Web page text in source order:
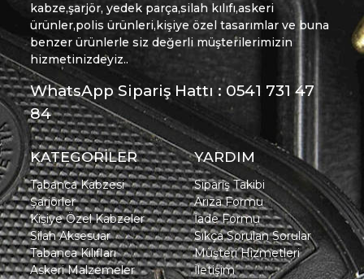
kabze,şarjör, yedek parça,silah kılıfı,askeri
ürünler,polis ürünleri,kişiye özel tasarımlar ve buna
benzer ürünlerle siz değerli müşterilerimizin
hizmetinizdeyiz..
WhatsApp Sipariş Hattı : 0541 731 47
84
KATEGORİLER
Tabanca Kabzesi
Şarjörler
Kişiye Özel Kabzeler
Silah Aksesuar
Tabanca Kılıfları
Askeri Malzemeler
YARDIM
Sipariş Takibi
Arıza Formu
İade Formu
Sıkça Sorulan Sorular
Müşteri Hizmetleri
İletişim